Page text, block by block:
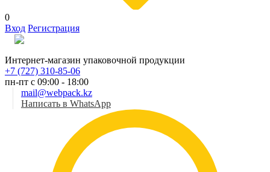
0
Вход Регистрация
Интернет-магазин упаковочной продукции
+7 (727) 310-85-06
пн-пт с 09:00 - 18:00
mail@webpack.kz
Написать в WhatsApp